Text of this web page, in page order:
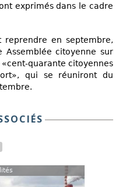
exprimés dans le cadre
reprendre en septembre,
Assemblée citoyenne sur
quarante citoyennes
qui se réuniront du